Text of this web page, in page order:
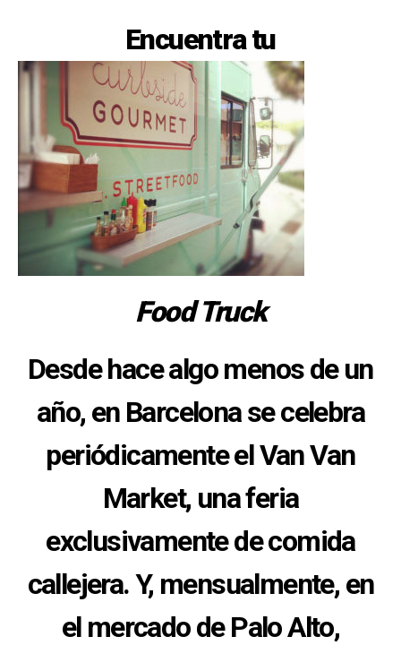
Encuentra tu
Food Truck
Desde hace algo menos de un
año, en Barcelona se celebra
periódicamente elVan Van
Market, una feria
exclusivamente de comida
callejera. Y, mensualmente, en
el mercado dePalo Alto,